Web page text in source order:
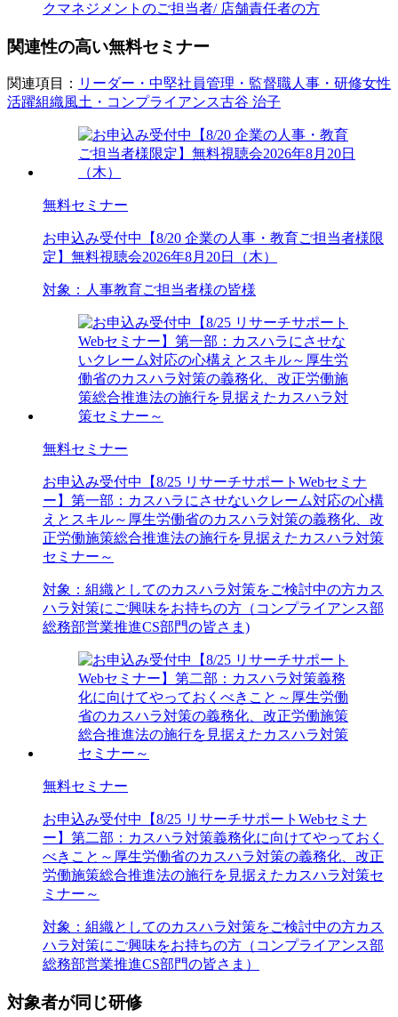
クマネジメントのご担当者/ 店舗責任者の方
関連性の高い無料セミナー
関連項目： リーダー・中堅社員管理・監督職人事・研修女性
活躍組織風土・コンプライアンス古谷 治子
無料セミナー
お申込み受付中
【8/20 企業の人事・教育ご担当者様限
定】無料視聴会2026年8月20日（木）
対象： 人事教育ご担当者様の皆様
無料セミナー
お申込み受付中
【8/25 リサーチサポートWebセミナ
ー】第一部：カスハラにさせないクレーム対応の心構
えとスキル～厚生労働省のカスハラ対策の義務化、改
正労働施策総合推進法の施行を見据えたカスハラ対策
セミナー～
対象： 組織としてのカスハラ対策をご検討中の方カス
ハラ対策にご興味をお持ちの方（コンプライアンス部
総務部営業推進CS部門の皆さま)
無料セミナー
お申込み受付中
【8/25 リサーチサポートWebセミナ
ー】第二部：カスハラ対策義務化に向けてやっておく
べきこと～厚生労働省のカスハラ対策の義務化、改正
労働施策総合推進法の施行を見据えたカスハラ対策セ
ミナー～
対象： 組織としてのカスハラ対策をご検討中の方カス
ハラ対策にご興味をお持ちの方（コンプライアンス部
総務部営業推進CS部門の皆さま）
対象者が同じ研修